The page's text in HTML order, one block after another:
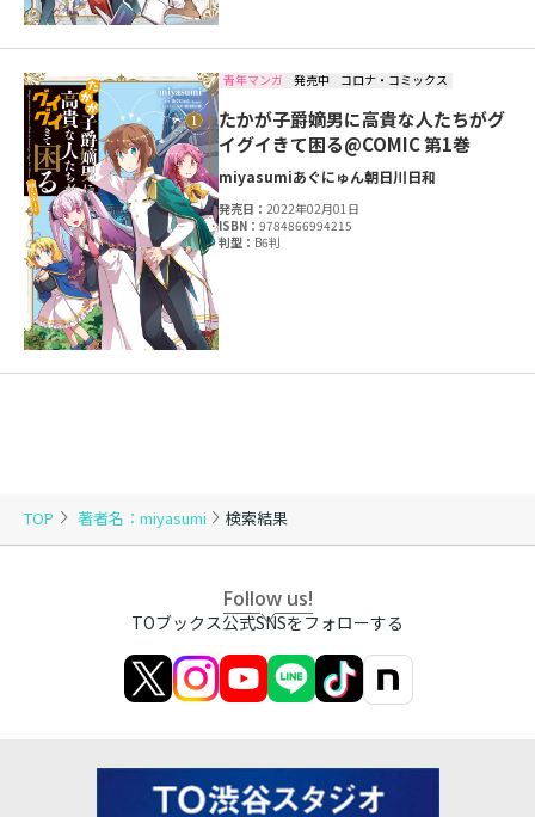
TOP 著者名：miyasumi 検索結果
青年マンガ 発売中 コロナ・コミックス
たかが子爵嫡男に高貴な人たちがグ
イグイきて困る@COMIC 第1巻
miyasumiあぐにゅん朝日川日和
発売日：2022年02月01日
ISBN：9784866994215
判型： B6判
Follow us!
TOブックス公式SNSをフォローする